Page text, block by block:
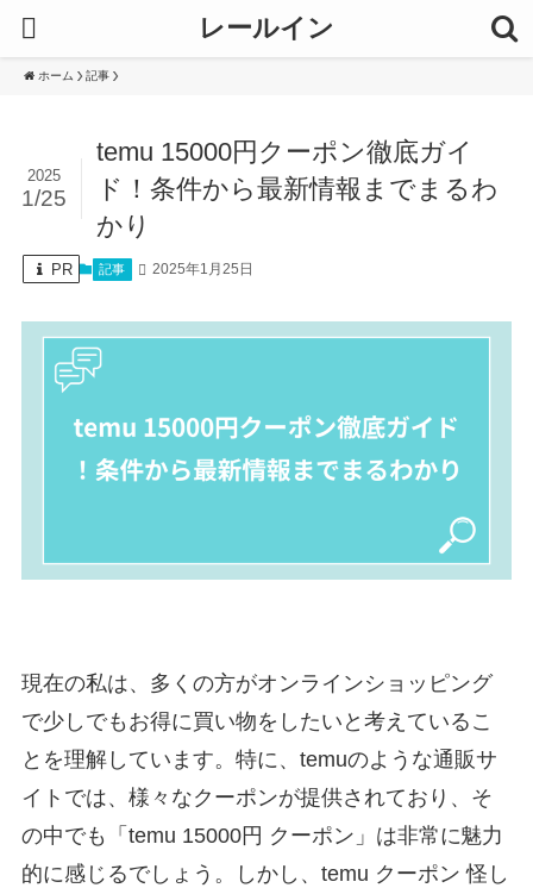
レールイン
ホーム 記事
temu 15000円クーポン徹底ガイ
ド！条件から最新情報までまるわ
かり
2025
1/25
PR 記事 2025年1月25日
現在の私は、多くの方がオンラインショッピング
で少しでもお得に買い物をしたいと考えているこ
とを理解しています。特に、temuのような通販サ
イトでは、様々なクーポンが提供されており、そ
の中でも「temu 15000円 クーポン」は非常に魅力
的に感じるでしょう。しかし、temu クーポン 怪し